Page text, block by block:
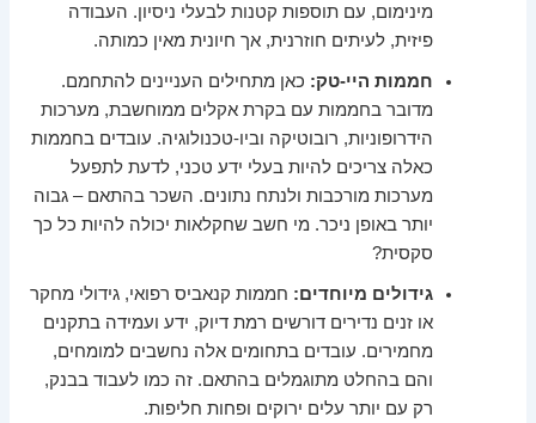
מינימום, עם תוספות קטנות לבעלי ניסיון. העבודה
פיזית, לעיתים חוזרנית, אך חיונית מאין כמותה.
חממות היי-טק: כאן מתחילים העניינים להתחמם.
מדובר בחממות עם בקרת אקלים ממוחשבת, מערכות
הידרופוניות, רובוטיקה וביו-טכנולוגיה. עובדים בחממות
כאלה צריכים להיות בעלי ידע טכני, לדעת לתפעל
מערכות מורכבות ולנתח נתונים. השכר בהתאם – גבוה
יותר באופן ניכר. מי חשב שחקלאות יכולה להיות כל כך
סקסית?
גידולים מיוחדים: חממות קנאביס רפואי, גידולי מחקר
או זנים נדירים דורשים רמת דיוק, ידע ועמידה בתקנים
מחמירים. עובדים בתחומים אלה נחשבים למומחים,
והם בהחלט מתוגמלים בהתאם. זה כמו לעבוד בבנק,
רק עם יותר עלים ירוקים ופחות חליפות.